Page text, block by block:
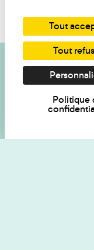
Je
Tout
Tout
Politique